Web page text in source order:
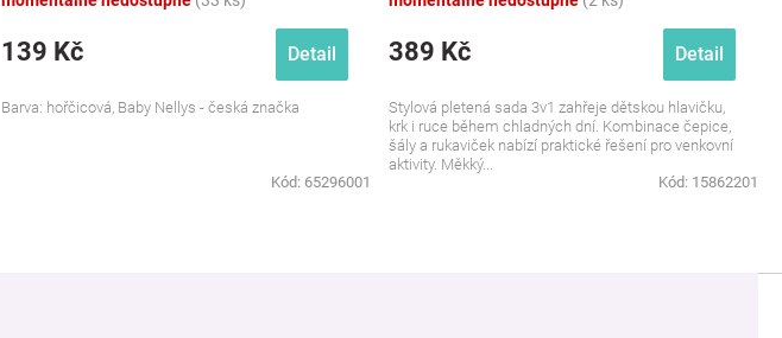
139 Kč Detail
Barva: hořčicová, Baby Nellys - česká značka
Kód: 65296001
389 Kč Detail
Stylová pletená sada 3v1 zahřeje dětskou hlavičku,
krk i ruce během chladných dní. Kombinace čepice,
šály a rukaviček nabízí praktické řešení pro venkovní
aktivity. Měkký...
Kód: 15862201